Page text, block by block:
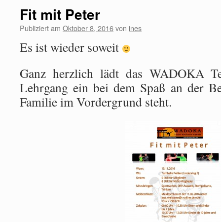
Fit mit Peter
Publiziert am Oktober 8, 2016von ines
Es ist wieder soweit
Ganz herzlich lädt das WADOKA
Lehrgang ein bei dem Spaß an der
Familie im Vordergrund steht.